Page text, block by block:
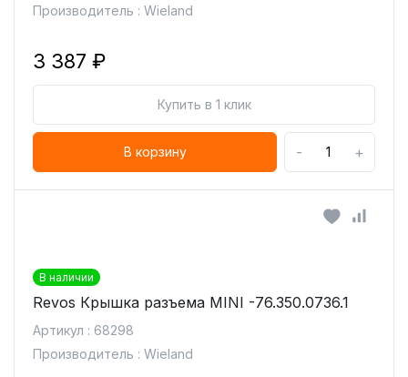
Производитель : Wieland
3 387 ₽
Купить в 1 клик
В корзину - +
В наличии
Revos Крышка разъема MINI -76.350.0736.1
Артикул : 68298
Производитель : Wieland